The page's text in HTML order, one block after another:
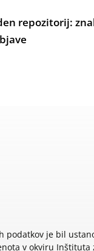
repozitorij:
podatkov je bil
v okviru Inštituta